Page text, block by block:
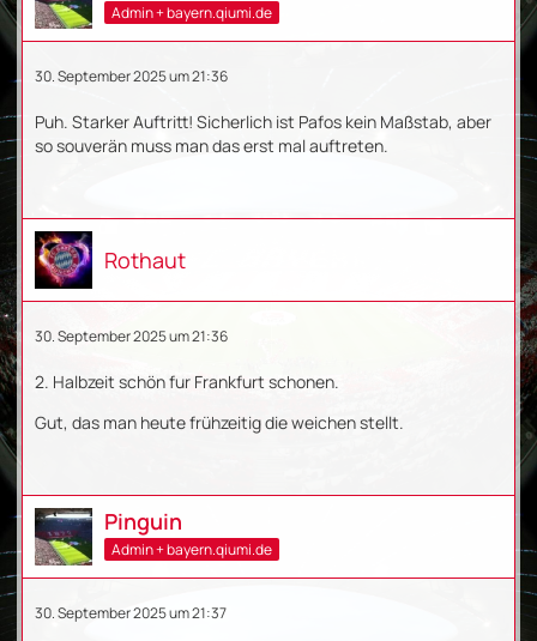
Admin + bayern.qiumi.de
30. September 2025 um 21:36
Puh. Starker Auftritt! Sicherlich ist Pafos kein Maßstab, aber
so souverän muss man das erst mal auftreten.
Rothaut
30. September 2025 um 21:36
2. Halbzeit schön fur Frankfurt schonen.
Gut, das man heute frühzeitig die weichen stellt.
Pinguin
Admin + bayern.qiumi.de
30. September 2025 um 21:37